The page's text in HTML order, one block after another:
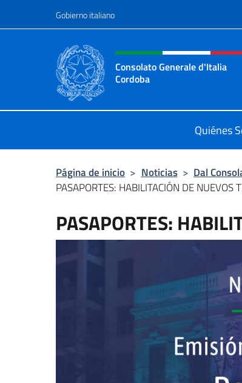
Gobierno italiano
Encabezado del sitio
Consolato Generale d'Italia
Cordoba
Quiénes
Página de inicio > Noticias > Dal
PASAPORTES: HABILITACIÓN DE NUEVOS
PASAPORTES: